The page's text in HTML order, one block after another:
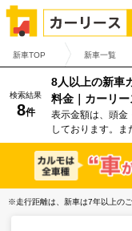
新車TOP 新車一覧
検索結果
8件
8人以上の新車
料金｜カーリー
表示金額は、頭金
しております。ま
※走行距離は、新車は7年以上の